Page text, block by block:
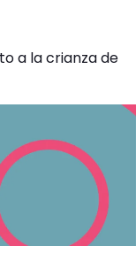
a la crianza de